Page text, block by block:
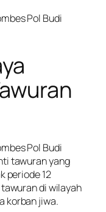
Pol Budi
Pol Budi
tawuran yang
periode 12
di wilayah
korban jiwa.